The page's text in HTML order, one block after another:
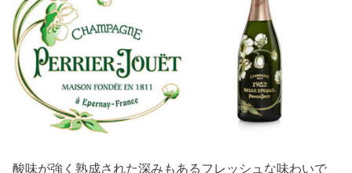
酸味が強く熟成された深みもあるフレッシュな味わいで